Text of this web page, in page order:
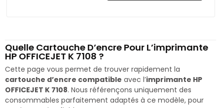
Quelle Cartouche D’encre Pour L’imprimante
HP OFFICEJET K 7108 ?
Cette page vous permet de trouver rapidement la
cartouche d’encre compatible avec l’imprimante HP
OFFICEJET K 7108. Nous référençons uniquement des
consommables parfaitement adaptés à ce modèle, pour